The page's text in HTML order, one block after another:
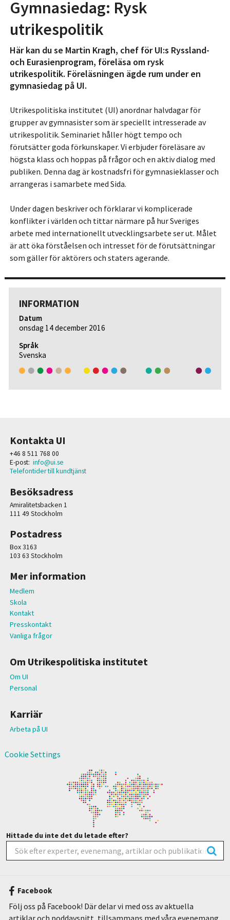
Gymnasiedag: Rysk
utrikespolitik
Här kan du se Martin Kragh, chef för UI:s Ryssland-
och Eurasienprogram, föreläsa om rysk
utrikespolitik. Föreläsningen ägde rum under en
gymnasiedag på UI.
Utrikespolitiska institutet (UI) anordnar halvdagar för
grupper av gymnasister som är speciellt intresserade av
utrikespolitik. Seminariet håller högt tempo och
förutsätter goda förkunskaper. Vi erbjuder föreläsare av
högsta klass och hoppas på frågor och en aktiv dialog med
publiken. Denna dag är kostnadsfri för gymnasieklasser och
arrangeras i samarbete med Sida.
Under dagen beskriver och förklarar vi komplicerade
konflikter i världen och tittar närmare på hur Sveriges
arbete med internationellt utvecklingsarbete ser ut. Målet
är att öka förståelsen och intresset för de förutsättningar
som gäller för aktörers och staters agerande.
INFORMATION
Datum
onsdag 14 december 2016
Språk
Svenska
Kontakta UI
+46 8 511 768 00
E-post: info@ui.se
Telefontider till kundtjänst
Besöksadress
Amiralitetsbacken 1
111 49 Stockholm
Postadress
Box 3163
103 63 Stockholm
Mer information
Medlem
Skola
Kontakt
Presskontakt
Vanliga frågor
Om Utrikespolitiska institutet
Om UI
Personal
Karriär
Arbeta på UI
Cookie Settings
Hittade du inte det du letade efter?
Facebook
Följ oss på Facebook! Där delar vi med oss av aktuella